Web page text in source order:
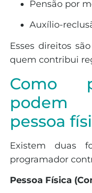
Pensão por
Auxílio-
Esses direitos
quem contribui
Como
pessoa
Existem duas
programador
Pessoa Física